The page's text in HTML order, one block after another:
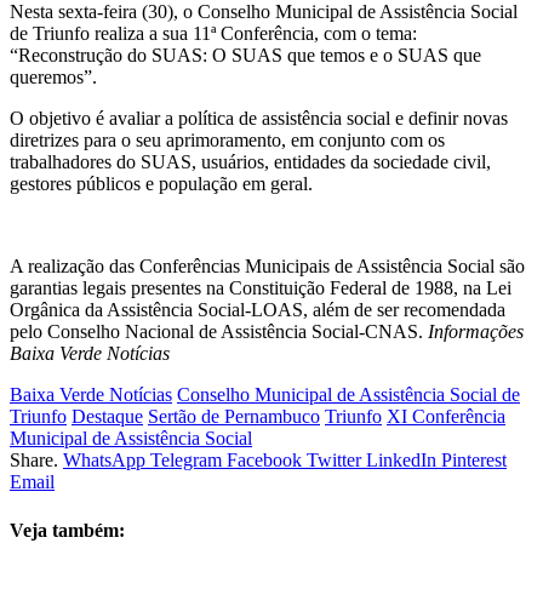
Nesta sexta-feira (30), o Conselho Municipal de Assistência Social
de Triunfo realiza a sua 11ª Conferência, com o tema:
“Reconstrução do SUAS: O SUAS que temos e o SUAS que
queremos”.
O objetivo é avaliar a política de assistência social e definir novas
diretrizes para o seu aprimoramento, em conjunto com os
trabalhadores do SUAS, usuários, entidades da sociedade civil,
gestores públicos e população em geral.
A realização das Conferências Municipais de Assistência Social são
garantias legais presentes na Constituição Federal de 1988, na Lei
Orgânica da Assistência Social-LOAS, além de ser recomendada
pelo Conselho Nacional de Assistência Social-CNAS. Informações
Baixa Verde Notícias
Baixa Verde Notícias Conselho Municipal de Assistência Social de
Triunfo Destaque Sertão de Pernambuco Triunfo XI Conferência
Municipal de Assistência Social
Share. WhatsApp Telegram Facebook Twitter LinkedIn Pinterest
Email
Veja também: